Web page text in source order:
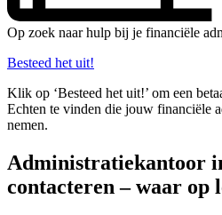
Op zoek naar hulp bij je financiële
Besteed het uit!
Klik op ‘Besteed het uit!’ om een
Echten te vinden die jouw financiële
nemen.
Administratiekantoor
contacteren – waar op